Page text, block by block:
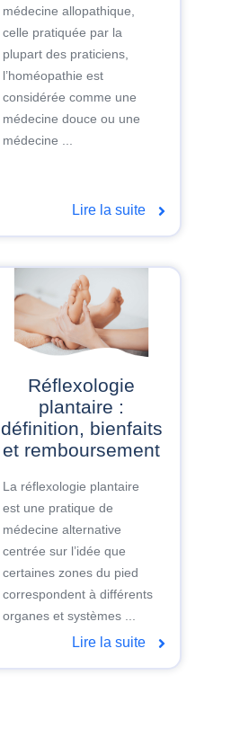
médecine allopathique,
celle pratiquée par la
plupart des praticiens,
l’homéopathie est
considérée comme une
médecine douce ou une
médecine ...
Lire la suite
Réflexologie
plantaire :
définition, bienfaits
et remboursement
La réflexologie plantaire
est une pratique de
médecine alternative
centrée sur l’idée que
certaines zones du pied
correspondent à différents
organes et systèmes ...
Lire la suite